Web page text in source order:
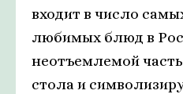
входит в число
любимых блюд в
неотъемлемой
стола и